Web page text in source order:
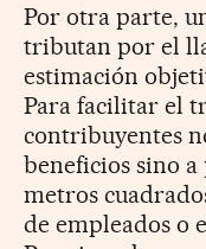
Por otra parte,
tributan por el
estimación
Para facilitar el
contribuyentes
beneficios sino
metros
de empleados o